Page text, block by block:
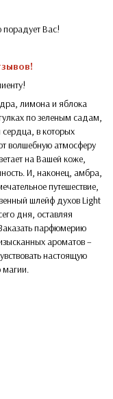
порадует Вас!
лимона и яблока
по зеленым садам,
в которых
волшебную атмосферу
на Вашей коже,
И, наконец, амбра,
путешествие,
шлейф духов Light
дня, оставляя
парфюмерию
ароматов –
настоящую
магии.